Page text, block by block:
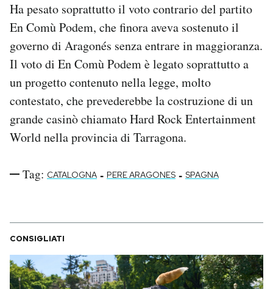
Ha pesato soprattutto il voto contrario del partito
En Comù Podem, che finora aveva sostenuto il
governo di Aragonés senza entrare in maggioranza.
Il voto di En Comù Podem è legato soprattutto a
un progetto contenuto nella legge, molto
contestato, che prevederebbe la costruzione di un
grande casinò chiamato Hard Rock Entertainment
World nella provincia di Tarragona.
Tag: CATALOGNA - PERE ARAGONES - SPAGNA
CONSIGLIATI